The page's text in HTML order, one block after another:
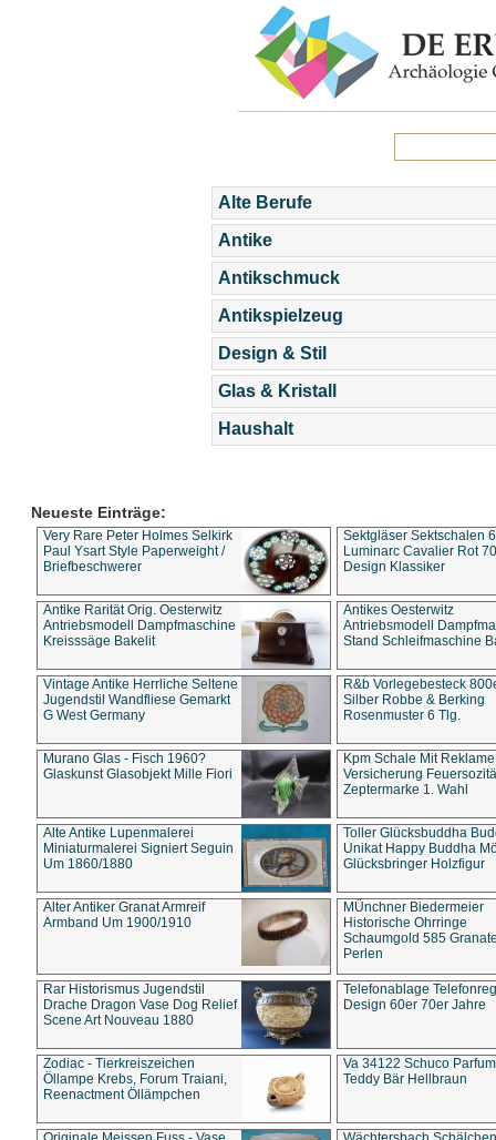
Alte Berufe
Antike
Antikschmuck
Antikspielzeug
Design & Stil
Glas & Kristall
Haushalt
Neueste Einträge:
Very Rare Peter Holmes Selkirk
Paul Ysart Style Paperweight /
Briefbeschwerer
Sektgläser Sektschalen
Luminarc Cavalier Rot
Design Klassiker
Antike Rarität Orig. Oesterwitz
Antriebsmodell Dampfmaschine
Kreisssäge Bakelit
Antikes Oesterwitz
Antriebsmodell
Stand Schleifmaschine
Vintage Antike Herrliche Seltene
Jugendstil Wandfliese Gemarkt
G West Germany
R&b Vorlegebesteck
Silber Robbe & Berking
Rosenmuster 6 Tlg.
Murano Glas - Fisch 1960?
Glaskunst Glasobjekt Mille Fiori
Kpm Schale Mit Reklame
Versicherung
Zeptermarke 1. Wahl
Alte Antike Lupenmalerei
Miniaturmalerei Signiert Seguin
Um 1860/1880
Toller Glücksbuddha
Unikat Happy Buddha
Glücksbringer Holzfigur
Alter Antiker Granat Armreif
Armband Um 1900/1910
MÜnchner Biedermeier
Historische Ohrringe
Schaumgold 585
Perlen
Rar Historismus Jugendstil
Drache Dragon Vase Dog Relief
Scene Art Nouveau 1880
Telefonablage
Design 60er 70er Jahre
Zodiac - Tierkreiszeichen
Öllampe Krebs, Forum Traiani,
Reenactment Öllämpchen
Va 34122 Schuco
Teddy Bär Hellbraun